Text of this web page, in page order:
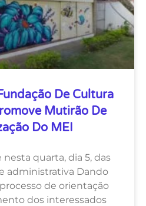
De Cultura
Mutirão De
Do MEI
quarta, dia 5, das
administrativa Dando
de orientação
dos interessados